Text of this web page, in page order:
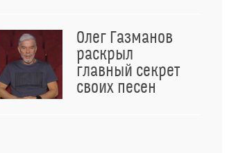
Олег Газманов
раскрыл
главный секрет
своих песен